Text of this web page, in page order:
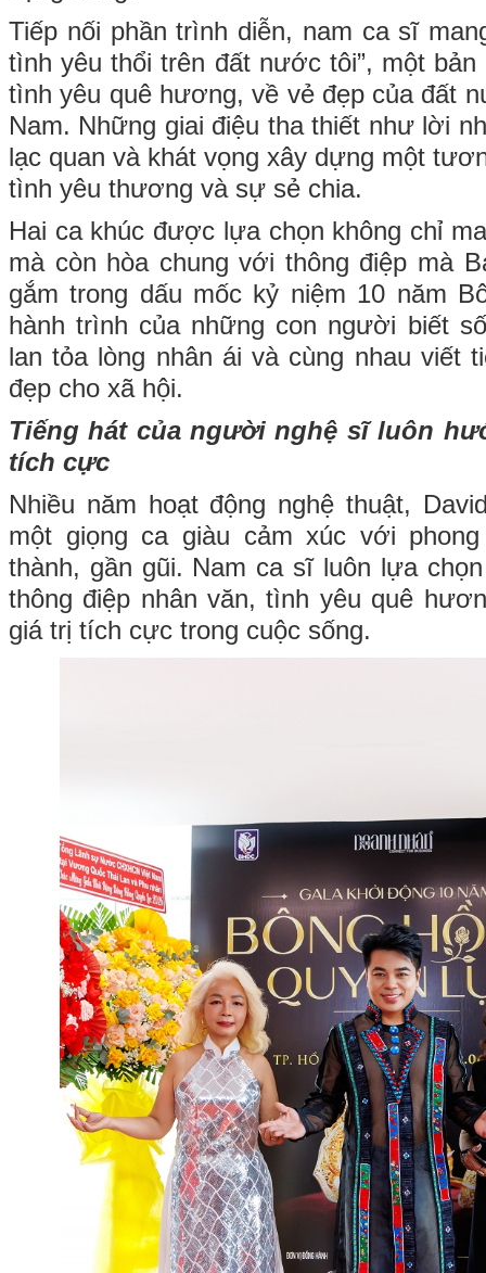
Tiếp nối phần trình diễn, nam ca sĩ
tình yêu thổi trên đất nước tôi”, một
tình yêu quê hương, về vẻ đẹp của đất
Nam. Những giai điệu tha thiết như lời
lạc quan và khát vọng xây dựng một
tình yêu thương và sự sẻ chia.
Hai ca khúc được lựa chọn không chỉ
mà còn hòa chung với thông điệp mà
gắm trong dấu mốc kỷ niệm 10 năm
hành trình của những con người biết
lan tỏa lòng nhân ái và cùng nhau viết
đẹp cho xã hội.
Tiếng hát của người nghệ sĩ luôn
tích cực
Nhiều năm hoạt động nghệ thuật,
một giọng ca giàu cảm xúc với
thành, gần gũi. Nam ca sĩ luôn lựa
thông điệp nhân văn, tình yêu quê
giá trị tích cực trong cuộc sống.